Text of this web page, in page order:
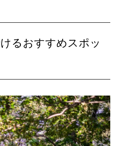
るおすすめスポッ